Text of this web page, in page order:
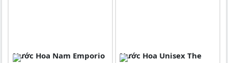
Nước Hoa Nam Emporio
Nước Hoa Unisex The